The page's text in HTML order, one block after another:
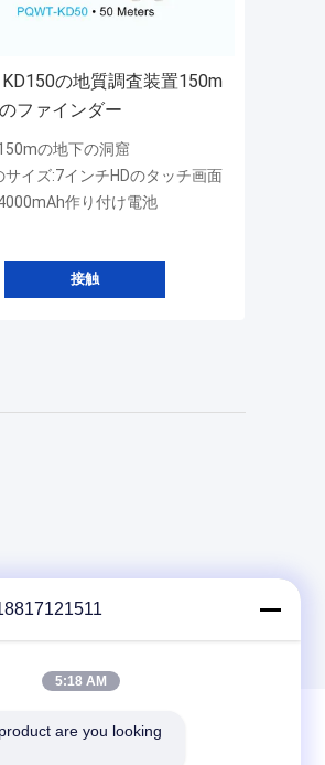
KD150の地質調査装置150m
ファインダー
の地下の洞窟
サイズ:7インチHDのタッチ画面
作り付け電池
接触
5:18 AM
are you looking